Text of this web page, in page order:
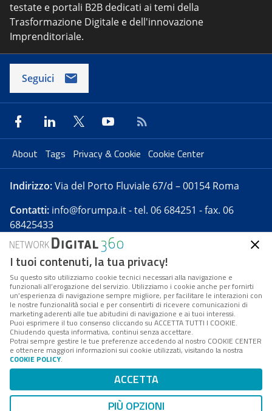
testate e portali B2B dedicati ai temi della
Trasformazione Digitale e dell'innovazione
Imprenditoriale.
Seguici
About Tags Privacy & Cookie Cookie Center
Indirizzo:Via del Porto Fluviale 67/d – 00154 Roma
Contatti: info@forumpa.it- tel. 06 684251 - fax. 06
68425433
Forumpa.itè una pubblicazione telematica iscritta
presso Registro della stampa del Tribunale di Roma -
Reg. n. 182 del 2 maggio 2008 - Direttore resp. Michela
Stentella
FPA s.r.l. è società soggetta a Direzione e
Coordinamento da parte di Digital360 S.p.A. - FPA s.r.l.
è un'azienda certificata per il sistema di management
Codice Fiscale/Partita IVA n. 10693191008 - R.E.A. Roma
n. 1249791. ISP AWS
Mappa del sito
I tuoi contenuti, la tua privacy!
Su questo sito utilizziamo cookie tecnici necessari alla navigazione e
funzionali all’erogazione del servizio. Utilizziamo i cookie anche per fornirti
un’esperienza di navigazione sempre migliore, per facilitare le interazioni con
le nostre funzionalità social e per consentirti di ricevere comunicazioni di
marketing aderenti alle tue abitudini di navigazione e ai tuoi interessi.
Puoi esprimere il tuo consenso cliccando su ACCETTA TUTTI I COOKIE.
Chiudendo questa informativa, continui senza accettare.
Potrai sempre gestire le tue preferenze accedendo al nostro COOKIE CENTER
e ottenere maggiori informazioni sui cookie utilizzati, visitando la nostra
COOKIE POLICY.
ACCETTA
PIÙ OPZIONI